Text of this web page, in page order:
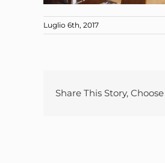
Luglio 6th, 2017
Share This Story,